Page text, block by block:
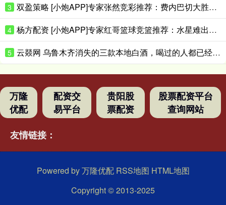
3 双盈策略 [小炮APP]专家张然竞彩推荐：费内巴切大胜对手
4 杨方配资 [小炮APP]专家红哥篮球竞篮推荐：水星难出大分
5 云燚网 乌鲁木齐消失的三款本地白酒，喝过的人都已经是当爷爷的人了吧？
万隆
优配
配资交
易平台
贵阳股
票配资
股票配资平台
查询网站
友情链接：
Powered by万隆优配 RSS地图 HTML地图
Copyright© 2013-2025